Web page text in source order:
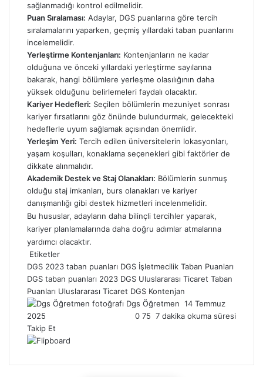
sağlanmadığı kontrol edilmelidir.
Puan Sıralaması: Adaylar, DGS puanlarına göre tercih
sıralamalarını yaparken, geçmiş yıllardaki taban puanlarını
incelemelidir.
Yerleştirme Kontenjanları: Kontenjanların ne kadar
olduğuna ve önceki yıllardaki yerleştirme sayılarına
bakarak, hangi bölümlere yerleşme olasılığının daha
yüksek olduğunu belirlemeleri faydalı olacaktır.
Kariyer Hedefleri: Seçilen bölümlerin mezuniyet sonrası
kariyer fırsatlarını göz önünde bulundurmak, gelecekteki
hedeflerle uyum sağlamak açısından önemlidir.
Yerleşim Yeri: Tercih edilen üniversitelerin lokasyonları,
yaşam koşulları, konaklama seçenekleri gibi faktörler de
dikkate alınmalıdır.
Akademik Destek ve Staj Olanakları: Bölümlerin sunmuş
olduğu staj imkanları, burs olanakları ve kariyer
danışmanlığı gibi destek hizmetleri incelenmelidir.
Bu hususlar, adayların daha bilinçli tercihler yaparak,
kariyer planlamalarında daha doğru adımlar atmalarına
yardımcı olacaktır.
Etiketler
DGS 2023 taban puanları DGS İşletmecilik Taban Puanları
DGS taban puanları 2023 DGS Uluslararası Ticaret Taban
Puanları Uluslararası Ticaret DGS Kontenjan
Dgs Öğretmen B
i
p
14 Temmuz
2025
0 75 7 dakika okuma süresi
Takip Et